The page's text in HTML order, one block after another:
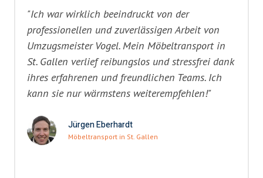
"Ich war wirklich beeindruckt von der
professionellen und zuverlässigen Arbeit von
Umzugsmeister Vogel. Mein Möbeltransport in
St. Gallen verlief reibungslos und stressfrei dank
ihres erfahrenen und freundlichen Teams. Ich
kann sie nur wärmstens weiterempfehlen!"
Jürgen Eberhardt
Möbeltransport in St. Gallen